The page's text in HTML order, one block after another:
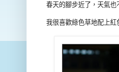
春天的腳步近了，天氣
我很喜歡綠色草地配上紅